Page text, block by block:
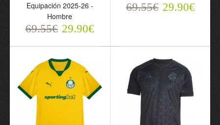
Camiseta de fútbol
Equipación 2025-26 -
Hombre
69.55€ 29.90€
Camiseta de fútbol
26 Amarilla - Hombre
69.55€ 29.90€
Equipación 2025-26 -
Hombre
69.55€ 29.90€
69.55€ 29.90€